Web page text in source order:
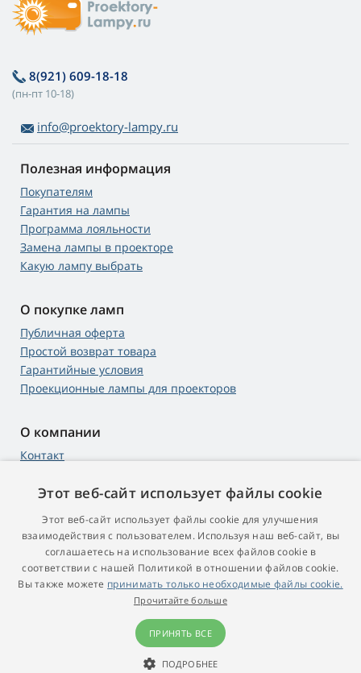
8(921) 609-18-18
(пн-пт 10-18)
info@proektory-lampy.ru
Полезная информация
Покупателям
Гарантия на лампы
Программа лояльности
Замена лампы в проекторе
Какую лампу выбрать
О покупке ламп
Публичная оферта
Простой возврат товара
Гарантийные условия
Проекционные лампы для проекторов
О компании
Контакт
4,9score
545 reviews
© 2009 - 2026 Proektory-Lampy.ru
Этот веб-сайт использует файлы cookie
Этот веб-сайт использует файлы cookie для улучшения
взаимодействия с пользователем. Используя наш веб-сайт, вы
соглашаетесь на использование всех файлов cookie в
соответствии с нашей Политикой в ​​отношении файлов cookie.
Вы также можете принимать только необходимые файлы cookie.
Прочитайте больше
ПРИНЯТЬ ВСЕ
ПОДРОБНЕЕ